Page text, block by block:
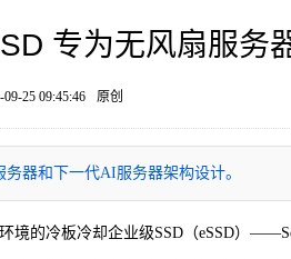
专为无风扇服务
09-25 09:45:46 原创
器和下一代AI服务器架构设计。
境的冷板冷却企业级SSD（eSSD）